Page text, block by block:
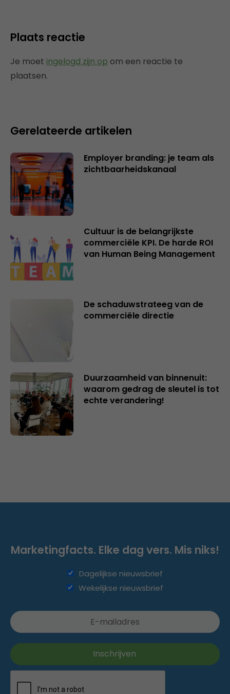
Plaats reactie
Je moet ingelogd zijn op om een reactie te
plaatsen.
Gerelateerde artikelen
Employer branding: je team als
zichtbaarheidskanaal
Cultuur is de belangrijkste
commerciële KPI. De harde ROI
van Human Being Management
De schaduwstrateeg van de
commerciële directie
Duurzaamheid van binnenuit:
waarom gedrag de sleutel is tot
echte verandering!
Marketingfacts. Elke dag vers. Mis niks!
Dagelijkse nieuwsbrief
Wekelijkse nieuwsbrief